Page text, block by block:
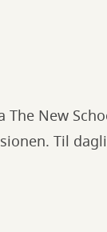
New
Til